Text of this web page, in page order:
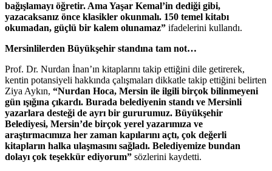
bağışlamayı öğretir. Ama Yaşar Kemal’in dediği gibi,
yazacaksanız önce klasikler okunmalı. 150 temel kitabı
okumadan, güçlü bir kalem olunamaz” ifadelerini kullandı.
Mersinlilerden Büyükşehir standına tam not…
Prof. Dr. Nurdan İnan’ın kitaplarını takip ettiğini dile getirerek,
kentin potansiyeli hakkında çalışmaları dikkatle takip ettiğini belirten
Ziya Aykın, “Nurdan Hoca, Mersin ile ilgili birçok bilinmeyeni
gün ışığına çıkardı. Burada belediyenin standı ve Mersinli
yazarlara desteği de ayrı bir gururumuz. Büyükşehir
Belediyesi, Mersin’de birçok yerel yazarımıza ve
araştırmacımıza her zaman kapılarını açtı, çok değerli
kitapların halka ulaşmasını sağladı. Belediyemize bundan
dolayı çok teşekkür ediyorum” sözlerini kaydetti.